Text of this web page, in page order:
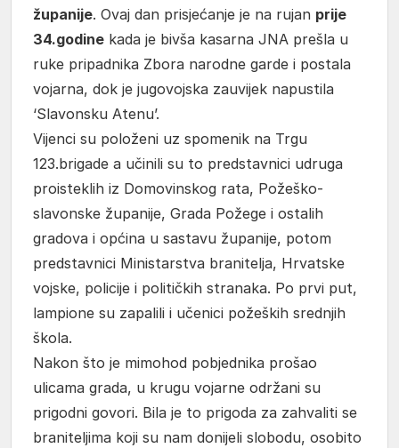
županije. Ovaj dan prisjećanje je na rujan prije
34.godine kada je bivša kasarna JNA prešla u
ruke pripadnika Zbora narodne garde i postala
vojarna, dok je jugovojska zauvijek napustila
‘Slavonsku Atenu’.
Vijenci su položeni uz spomenik na Trgu
123.brigade a učinili su to predstavnici udruga
proisteklih iz Domovinskog rata, Požeško-
slavonske županije, Grada Požege i ostalih
gradova i općina u sastavu županije, potom
predstavnici Ministarstva branitelja, Hrvatske
vojske, policije i političkih stranaka. Po prvi put,
lampione su zapalili i učenici požeških srednjih
škola.
Nakon što je mimohod pobjednika prošao
ulicama grada, u krugu vojarne održani su
prigodni govori. Bila je to prigoda za zahvaliti se
braniteljima koji su nam donijeli slobodu, osobito